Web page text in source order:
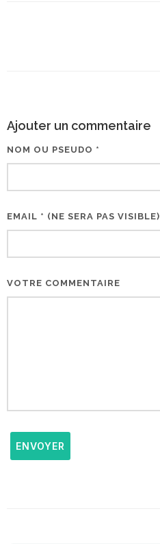
Ajouter un commentaire
NOM OU PSEUDO *
EMAIL * (NE SERA PAS VISIBLE)
VOTRE COMMENTAIRE
ENVOYER